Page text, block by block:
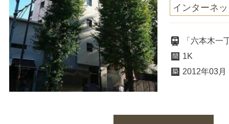
インターネ
「六本木
1K
2012年03月